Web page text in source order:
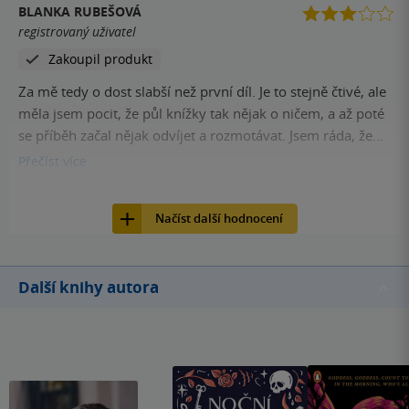
BLANKA RUBEŠOVÁ
registrovaný uživatel
Zakoupil produkt
Za mě tedy o dost slabší než první díl. Je to stejně čtivé, ale
měla jsem pocit, že půl knížky tak nějak o ničem, a až poté
se příběh začal nějak odvíjet a rozmotávat. Jsem ráda, že
jsem si to přečetla, ale první díl je prostě mnohem lepší.
Přečíst
Načíst další hodnocení
Další knihy autora